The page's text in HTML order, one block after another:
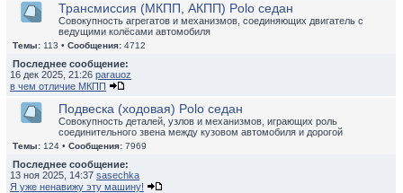
Трансмиссия (МКПП, АКПП) Polo седан
Совокупность агрегатов и механизмов, соединяющих двигатель с
ведущими колёсами автомобиля
Темы: 113 • Сообщения: 4712
Последнее сообщение:
16 дек 2025, 21:26 parauoz
в чем отличие МКПП
Подвеска (ходовая) Polo седан
Совокупность деталей, узлов и механизмов, играющих роль
соединительного звена между кузовом автомобиля и дорогой
Темы: 124 • Сообщения: 7969
Последнее сообщение:
13 ноя 2025, 14:37 sasechka
Я уже ненавижу эту машину!